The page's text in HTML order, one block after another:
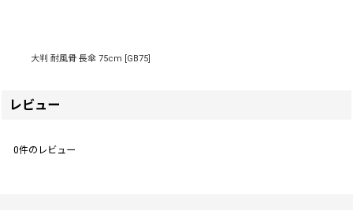
大判 耐風骨 長傘 75cm [GB75]
レビュー
0件のレビュー